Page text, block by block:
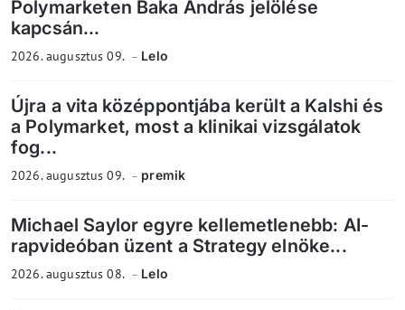
Polymarketen Baka András jelölése
kapcsán...
2026. augusztus 09. Lelo
Újra a vita középpontjába került a Kalshi és
a Polymarket, most a klinikai vizsgálatok
fog...
2026. augusztus 09. premik
Michael Saylor egyre kellemetlenebb: AI-
rapvideóban üzent a Strategy elnöke...
2026. augusztus 08. Lelo